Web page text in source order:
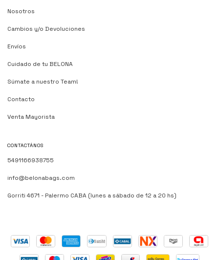
Nosotros
Cambios y/o Devoluciones
Envíos
Cuidado de tu BELONA
Súmate a nuestro Team!
Contacto
Venta Mayorista
CONTACTÁNOS
5491166938755
info@belonabags.com
Gorriti 4671 - Palermo CABA (lunes a sábado de 12 a 20 hs)